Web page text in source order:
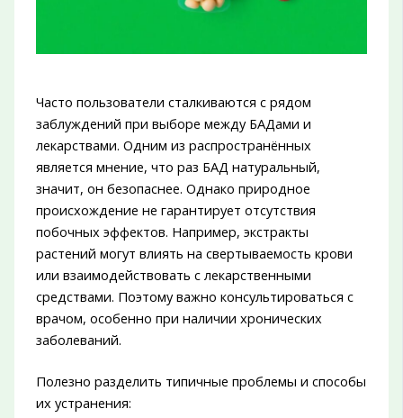
Часто пользователи сталкиваются с рядом
заблуждений при выборе между БАДами и
лекарствами. Одним из распространённых
является мнение, что раз БАД натуральный,
значит, он безопаснее. Однако природное
происхождение не гарантирует отсутствия
побочных эффектов. Например, экстракты
растений могут влиять на свертываемость крови
или взаимодействовать с лекарственными
средствами. Поэтому важно консультироваться с
врачом, особенно при наличии хронических
заболеваний.
Полезно разделить типичные проблемы и способы
их устранения: